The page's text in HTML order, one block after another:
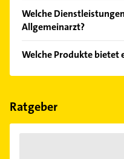
Bitte beachten Sie, dass
Feiertagen abweichen
Welche
Allgemeinarzt?
Blutdruckmessung, EKG,
und
Welche Produkte bietet
Das Angebot umfasst
Ratgeber